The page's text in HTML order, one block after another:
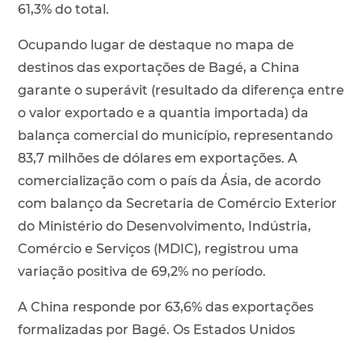
61,3% do total.
Ocupando lugar de destaque no mapa de
destinos das exportações de Bagé, a China
garante o superávit (resultado da diferença entre
o valor exportado e a quantia importada) da
balança comercial do município, representando
83,7 milhões de dólares em exportações. A
comercialização com o país da Ásia, de acordo
com balanço da Secretaria de Comércio Exterior
do Ministério do Desenvolvimento, Indústria,
Comércio e Serviços (MDIC), registrou uma
variação positiva de 69,2% no período.
A China responde por 63,6% das exportações
formalizadas por Bagé. Os Estados Unidos